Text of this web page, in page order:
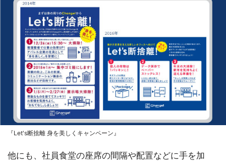
『Let's断捨離 身を美しくキャンペーン』
他にも、社員食堂の座席の間隔や配置などに手を加